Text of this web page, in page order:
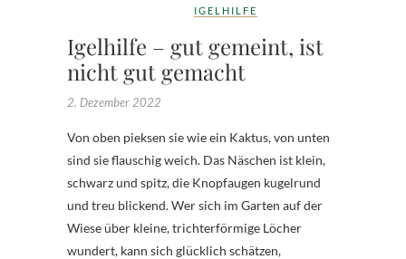
IGELHILFE
Igelhilfe – gut gemeint, ist
nicht gut gemacht
2. Dezember 2022
Von oben pieksen sie wie ein Kaktus, von unten
sind sie flauschig weich. Das Näschen ist klein,
schwarz und spitz, die Knopfaugen kugelrund
und treu blickend. Wer sich im Garten auf der
Wiese über kleine, trichterförmige Löcher
wundert, kann sich glücklich schätzen,